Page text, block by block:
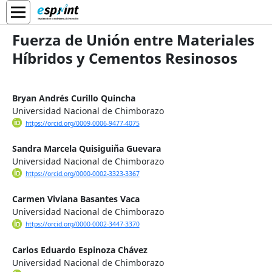
Fuerza de Unión entre Materiales
Híbridos y Cementos Resinosos
Bryan Andrés Curillo Quincha
Universidad Nacional de Chimborazo
https://orcid.org/0009-0006-9477-4075
Sandra Marcela Quisiguiña Guevara
Universidad Nacional de Chimborazo
https://orcid.org/0000-0002-3323-3367
Carmen Viviana Basantes Vaca
Universidad Nacional de Chimborazo
https://orcid.org/0000-0002-3447-3370
Carlos Eduardo Espinoza Chávez
Universidad Nacional de Chimborazo